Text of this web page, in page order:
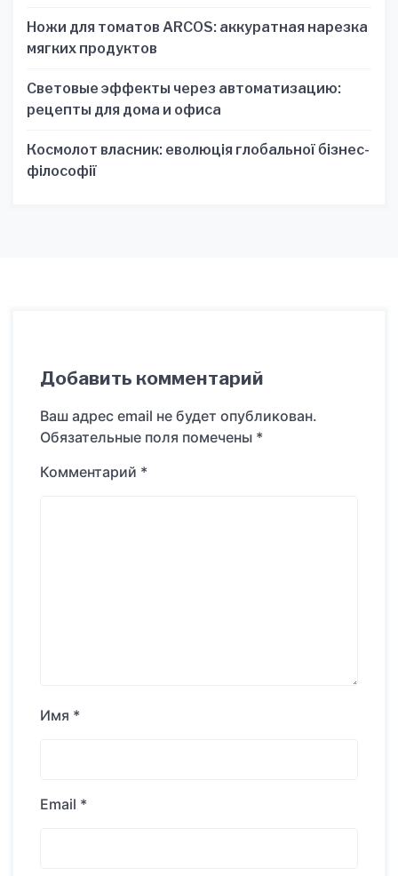
Ножи для томатов ARCOS: аккуратная нарезка
мягких продуктов
Световые эффекты через автоматизацию:
рецепты для дома и офиса
Космолот власник: еволюція глобальної бізнес-
філософії
Добавить комментарий
Ваш адрес email не будет опубликован.
Обязательные поля помечены *
Комментарий *
Имя *
Email *